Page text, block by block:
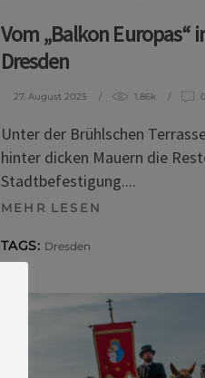
Vom „Balkon Europas“
Dresden
27. August 2025 1.86k
Unter der Brühlschen
hinter dicken Mauern die
Stadtbefestigung.
MEHR LESEN
TAGS: Dresden